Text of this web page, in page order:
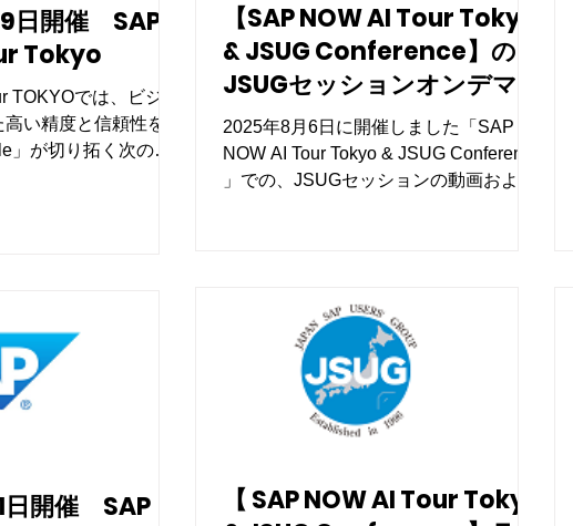
日開催 SAP
Tokyo
TOKYOでは、ビジネ
い精度と信頼性を備
」が切り拓く次の経
【SAP NOW AI Tour Tokyo
& JSUG Conference】​の
JSUGセッションオンデマン
ド配信を開始しました
2025年8月6日に開催しました「SAP
NOW AI Tour Tokyo & JSUG Conference​
」での、JSUGセッションの動画および
日開催 SAP
【 SAP NOW AI Tour Tokyo